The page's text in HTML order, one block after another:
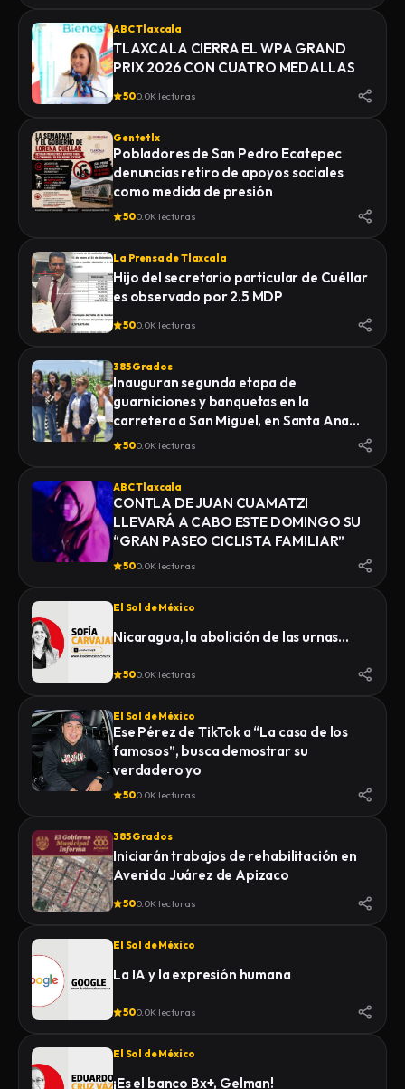
ABC Tlaxcala
TLAXCALA CIERRA EL WPA GRAND
PRIX 2026 CON CUATRO MEDALLAS
500.0K lecturas
Gentetlx
Pobladores de San Pedro Ecatepec
denuncias retiro de apoyos sociales
como medida de presión
500.0K lecturas
La Prensa de Tlaxcala
Hijo del secretario particular de Cuéllar
es observado por 2.5 MDP
500.0K lecturas
385 Grados
Inauguran segunda etapa de
guarniciones y banquetas en la
carretera a San Miguel, en Santa Ana
Nopalucan
500.0K lecturas
ABC Tlaxcala
CONTLA DE JUAN CUAMATZI
LLEVARÁ A CABO ESTE DOMINGO SU
“GRAN PASEO CICLISTA FAMILIAR”
500.0K lecturas
El Sol de México
Nicaragua, la abolición de las urnas…
500.0K lecturas
El Sol de México
Ese Pérez de TikTok a “La casa de los
famosos”, busca demostrar su
verdadero yo
500.0K lecturas
385 Grados
Iniciarán trabajos de rehabilitación en
Avenida Juárez de Apizaco
500.0K lecturas
El Sol de México
La IA y la expresión humana
500.0K lecturas
El Sol de México
¡Es el banco Bx+, Gelman!